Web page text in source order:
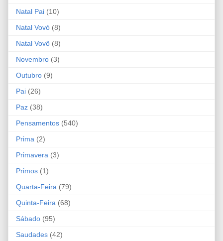
Natal Pai (10)
Natal Vovó (8)
Natal Vovô (8)
Novembro (3)
Outubro (9)
Pai (26)
Paz (38)
Pensamentos (540)
Prima (2)
Primavera (3)
Primos (1)
Quarta-Feira (79)
Quinta-Feira (68)
Sábado (95)
Saudades (42)